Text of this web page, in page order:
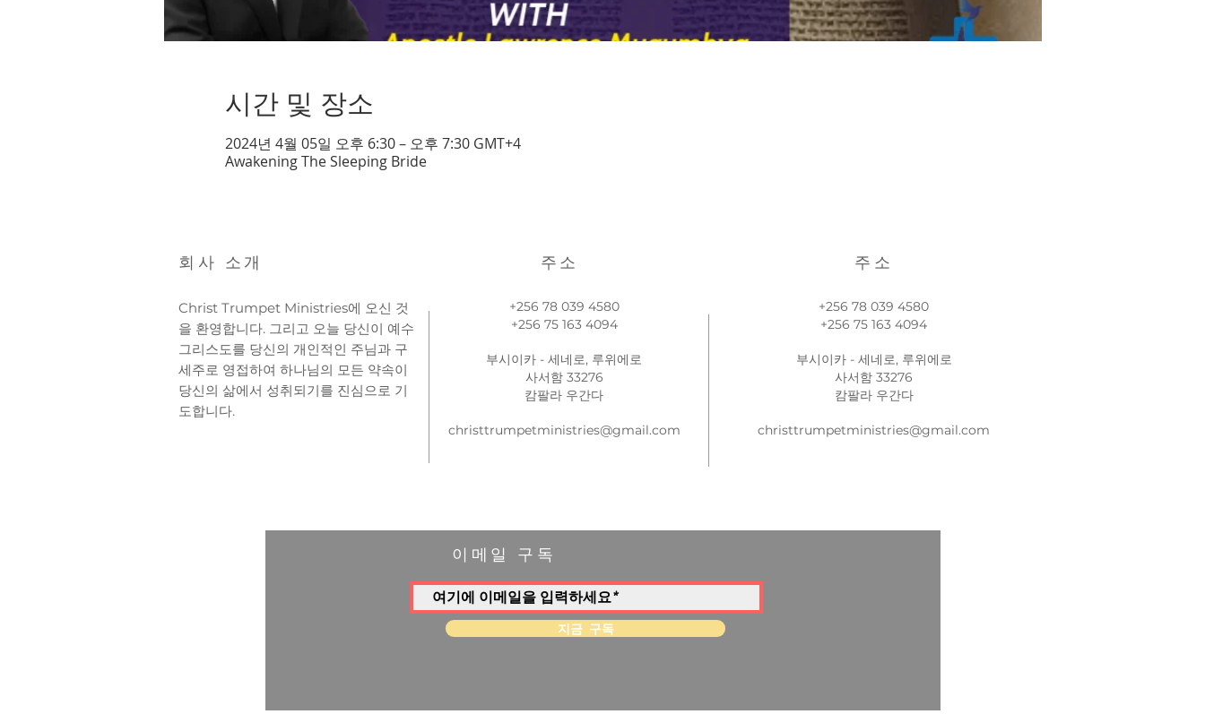
시간 및 장소
2024년 4월 05일 오후 6:30 – 오후 7:30 GMT+4
Awakening The Sleeping Bride
회사 소개 주소 주소
Christ Trumpet Ministries에 오신 것
을 환영합니다. 그리고 오늘 당신이 예수
그리스도를 당신의 개인적인 주님과 구
세주로 영접하여 하나님의 모든 약속이
당신의 삶에서 성취되기를 진심으로 기
도합니다.
+256 78 039 4580
+256 75 163 4094
부시이카 - 세네로, 루위에로
사서함 33276
캄팔라 우간다
christtrumpetministries@gmail.com
+256 78 039 4580
+256 75 163 4094
부시이카 - 세네로, 루위에로
사서함 33276
캄팔라 우간다
christtrumpetministries@gmail.com
이메일 구독
지금 구독